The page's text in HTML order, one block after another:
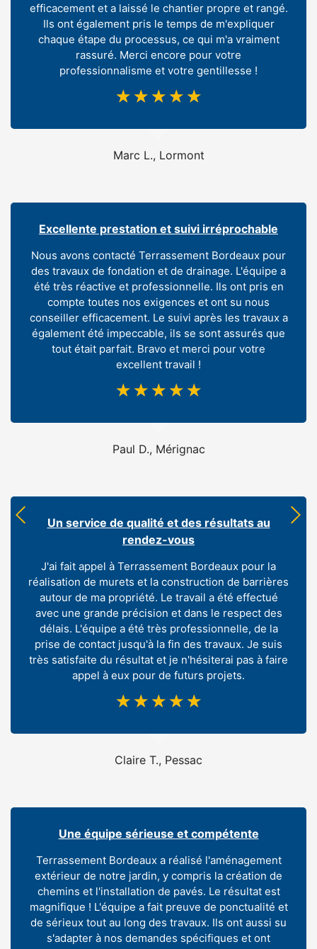
Marc L., Lormont
efficacement et a laissé le chantier propre et rangé.
Ils ont également pris le temps de m'expliquer
chaque étape du processus, ce qui m'a vraiment
rassuré. Merci encore pour votre
professionnalisme et votre gentillesse !
☆ ☆ ☆ ☆ ☆
Paul D., Mérignac
Excellente prestation et suivi irréprochable
Nous avons contacté Terrassement Bordeaux pour
des travaux de fondation et de drainage. L'équipe a
été très réactive et professionnelle. Ils ont pris en
compte toutes nos exigences et ont su nous
conseiller efficacement. Le suivi après les travaux a
également été impeccable, ils se sont assurés que
tout était parfait. Bravo et merci pour votre
excellent travail !
☆ ☆ ☆ ☆ ☆
Claire T., Pessac
Un service de qualité et des résultats au
rendez-vous
J'ai fait appel à Terrassement Bordeaux pour la
réalisation de murets et la construction de barrières
autour de ma propriété. Le travail a été effectué
avec une grande précision et dans le respect des
délais. L'équipe a été très professionnelle, de la
prise de contact jusqu'à la fin des travaux. Je suis
très satisfaite du résultat et je n'hésiterai pas à faire
appel à eux pour de futurs projets.
☆ ☆ ☆ ☆ ☆
Une équipe sérieuse et compétente
Terrassement Bordeaux a réalisé l'aménagement
extérieur de notre jardin, y compris la création de
chemins et l'installation de pavés. Le résultat est
magnifique ! L'équipe a fait preuve de ponctualité et
de sérieux tout au long des travaux. Ils ont aussi su
s'adapter à nos demandes spécifiques et ont